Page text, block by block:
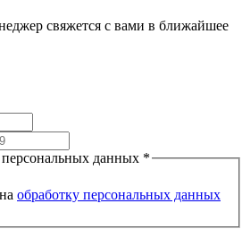
свяжется с вами в ближайшее
персональных данных *
обработку персональных данных